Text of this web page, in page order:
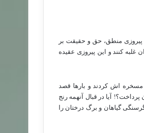
پیروزی منطق، حق و حقیقت بر
کنند و این پیروزی عقیده
اش کردند و بارها قصد
آیا در قبال آنهمه رنج
گیاهان و برگ درختان را